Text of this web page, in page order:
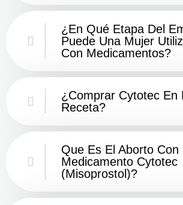
¿En Qué Etapa Del
Puede Una Mujer
Con Medicamentos?
¿Comprar Cytotec En
Receta?
Que Es El Aborto Con
Medicamento Cytotec
(misoprostol)?